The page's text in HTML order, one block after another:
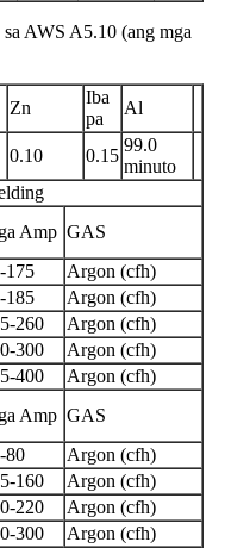
AWS A5.10 (ang mga
Zn
Iba
pa
Al
0.10 0.15
99.0
minuto
Amp GAS
175
Argon (cfh)
185
Argon (cfh)
260
Argon (cfh)
300
Argon (cfh)
400
Argon (cfh)
Amp GAS
80
Argon (cfh)
160
Argon (cfh)
220
Argon (cfh)
300
Argon (cfh)